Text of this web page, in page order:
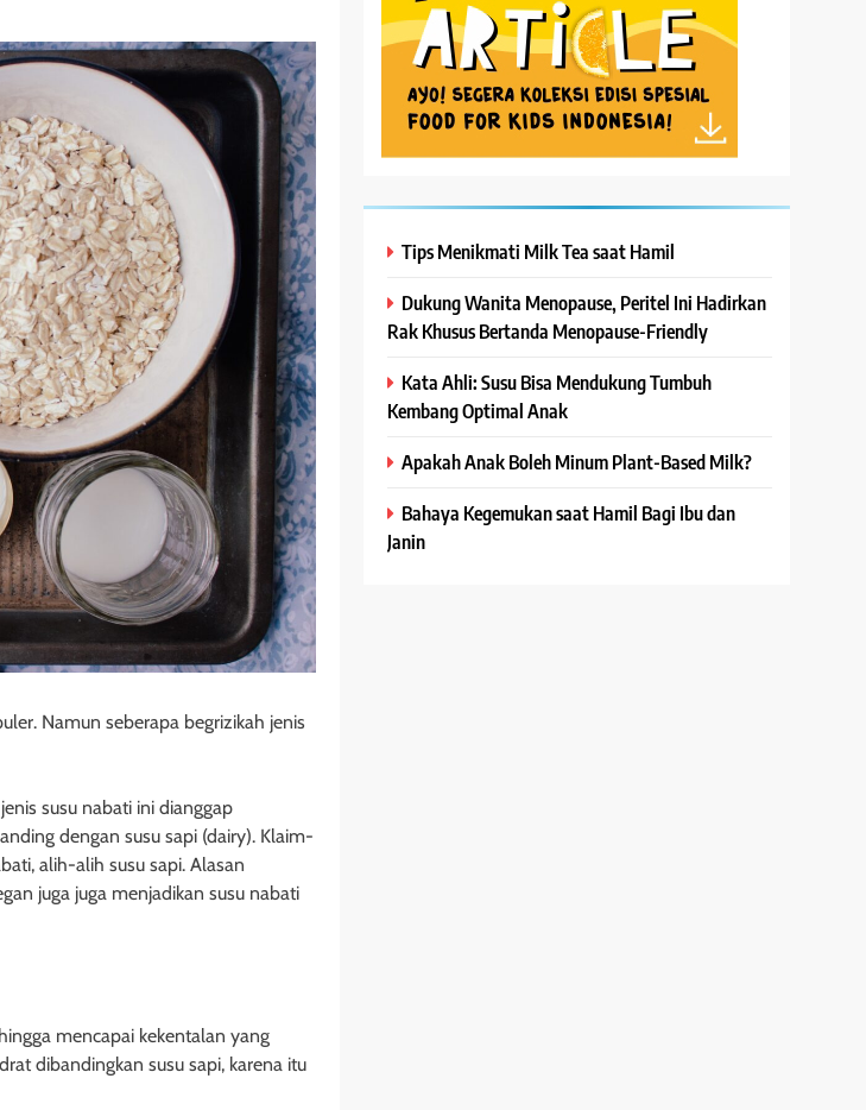
Namun seberapa begrizikah jenis
susu nabati ini dianggap
dengan susu sapi (dairy). Klaim-
alih-alih susu sapi. Alasan
juga juga menjadikan susu nabati
mencapai kekentalan yang
dibandingkan susu sapi, karena itu
Tips Menikmati Milk Tea saat Hamil
Dukung Wanita Menopause, Peritel Ini Hadirkan
Rak Khusus Bertanda Menopause-Friendly
Kata Ahli: Susu Bisa Mendukung Tumbuh
Kembang Optimal Anak
Apakah Anak Boleh Minum Plant-Based Milk?
Bahaya Kegemukan saat Hamil Bagi Ibu dan
Janin